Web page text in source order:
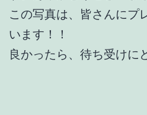
この写真は、皆さんにプ
います！！
良かったら、待ち受けに